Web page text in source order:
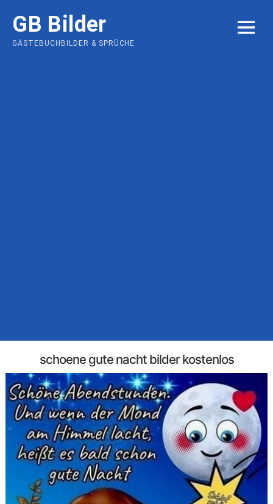
content
GB Bilder
GÄSTEBUCHBILDER & SPRÜCHE
MENU
schoene gute nacht bilder kostenlos